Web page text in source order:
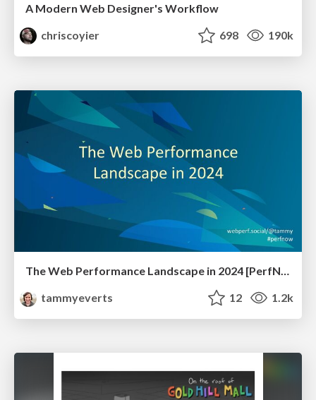
A Modern Web Designer's Workflow
chriscoyier
698 190k
The Web Performance Landscape in 2024 [PerfNow 2024]
tammyeverts
12 1.2k